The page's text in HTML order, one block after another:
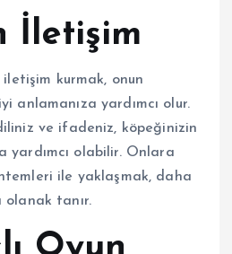
İletişim
kurmak, onun
anlamanıza yardımcı olur.
ve ifadeniz, köpeğinizin
yardımcı olabilir. Onlara
ile yaklaşmak, daha
olanak tanır.